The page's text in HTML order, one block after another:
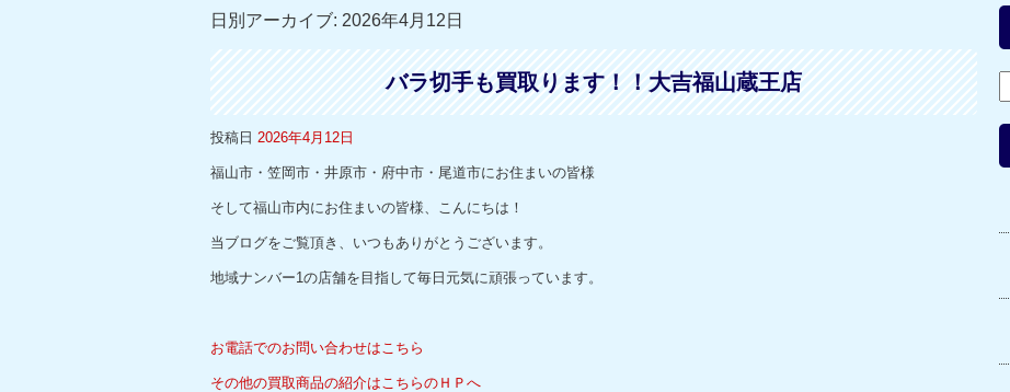
日別アーカイブ: 2026年4月12日
バラ切手も買取ります！！大吉福山蔵王店
投稿日 2026年4月12日
福山市・笠岡市・井原市・府中市・尾道市にお住まいの皆様
そして福山市内にお住まいの皆様、こんにちは！
当ブログをご覧頂き、いつもありがとうございます。
地域ナンバー1の店舗を目指して毎日元気に頑張っています。
お電話でのお問い合わせはこちら
その他の買取商品の紹介はこちらのＨＰへ